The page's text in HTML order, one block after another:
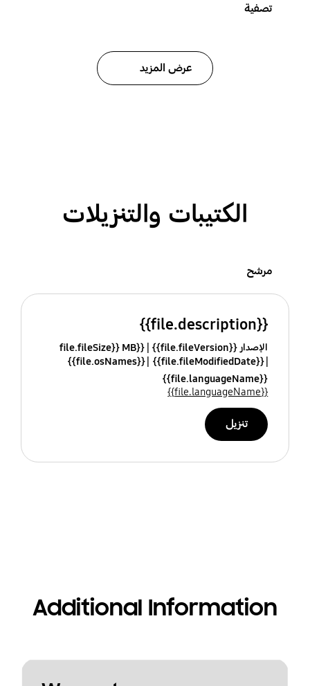
تصفية
عرض المزيد
الكتيبات والتنزيلات
مرشح
{{file.description}}
الإصدار {{file.fileVersion}}
{{file.fileSize}} MB
{{file.fileModifiedDate}}
{{file.osNames}}
{{file.languageName}}
{{file.languageName}}
تنزيل
Additional Information